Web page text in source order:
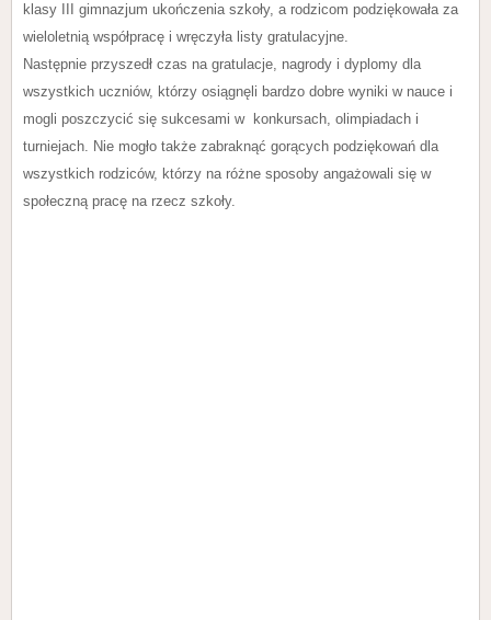
klasy III gimnazjum ukończenia szkoły, a rodzicom podziękowała za
wieloletnią współpracę i wręczyła listy gratulacyjne.
Następnie przyszedł czas na gratulacje, nagrody i dyplomy dla
wszystkich uczniów, którzy osiągnęli bardzo dobre wyniki w nauce i
mogli poszczycić się sukcesami w konkursach, olimpiadach i
turniejach. Nie mogło także zabraknąć gorących podziękowań dla
wszystkich rodziców, którzy na różne sposoby angażowali się w
społeczną pracę na rzecz szkoły.